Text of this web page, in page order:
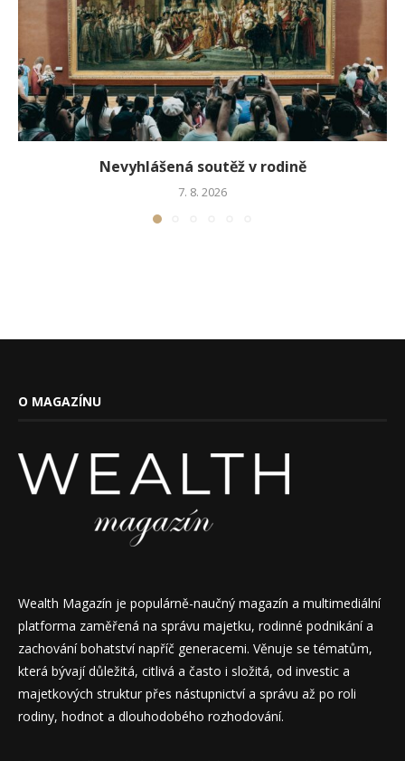
Nevyhlášená soutěž v rodině
7. 8. 2026
O MAGAZÍNU
Wealth Magazín je populárně-naučný magazín a multimediální
platforma zaměřená na správu majetku, rodinné podnikání a
zachování bohatství napříč generacemi. Věnuje se tématům,
která bývají důležitá, citlivá a často i složitá, od investic a
majetkových struktur přes nástupnictví a správu až po roli
rodiny, hodnot a dlouhodobého rozhodování.